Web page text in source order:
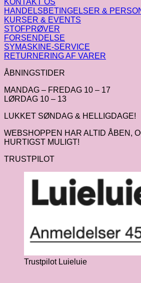
KONTAKT OS
HANDELSBETINGELSER &
KURSER & EVENTS
STOFPRØVER
FORSENDELSE
SYMASKINE-SERVICE
RETURNERING AF VARER
ÅBNINGSTIDER
MANDAG – FREDAG 10 – 17
LØRDAG 10 – 13
LUKKET SØNDAG & HELLIGDAGE!
WEBSHOPPEN HAR ALTID ÅBEN,
HURTIGST MULIGT!
TRUSTPILOT
Trustpilot Luieluie